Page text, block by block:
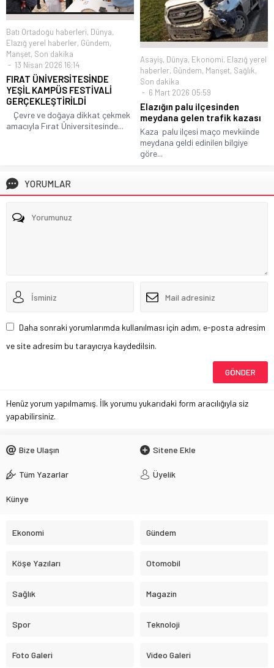
Batı Ortadoğu haberleri, Dünya,
Elazığ yerel haberler, Gündem,
Manşet, Son dakika
13 Nisan 2026 16:14
FIRAT ÜNİVERSİTESİNDE
YEŞİL KAMPÜS FESTİVALİ
GERÇEKLEŞTİRİLDİ
Çevre ve doğaya dikkat çekmek
amacıyla Fırat Üniversitesinde...
Asayiş, Dünya, Ekonomi, Elazığ yerel
haberler, Gündem, Manşet, Sağlık,
Son dakika
6 Mart 2026 05:59
Elazığın palu ilçesinden
meydana gelen trafik kazası
Kaza palu ilçesi maço mevkiinde
meydana geldi edinilen bilgiye
göre...
YORUMLAR
Daha sonraki yorumlarımda kullanılması için adım, e-posta adresim
ve site adresim bu tarayıcıya kaydedilsin.
Henüz yorum yapılmamış. İlk yorumu yukarıdaki form aracılığıyla siz
yapabilirsiniz.
Bize Ulaşın Sitene Ekle
Tüm Yazarlar Üyelik
Künye
Ekonomi Gündem
Köşe Yazıları Otomobil
Sağlık Magazin
Spor Teknoloji
Foto Galeri Video Galeri